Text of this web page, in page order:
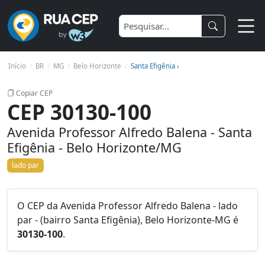
Início BR MG Belo Horizonte Santa Efigênia ›
Copiar CEP
CEP 30130-100
Avenida Professor Alfredo Balena - Santa
Efigênia - Belo Horizonte/MG
lado par
O CEP da Avenida Professor Alfredo Balena - lado
par - (bairro Santa Efigênia), Belo Horizonte-MG é
30130-100.